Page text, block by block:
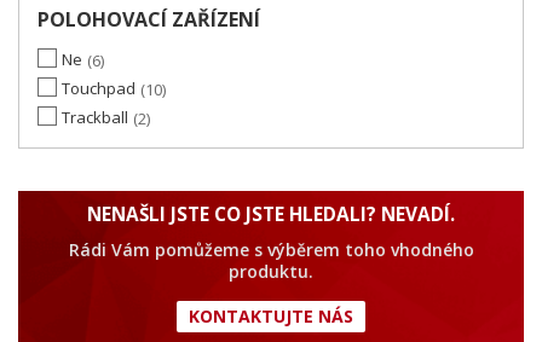
POLOHOVACÍ ZAŘÍZENÍ
Ne 6
Touchpad
10
Trackball 2
NENAŠLI JSTE CO JSTE HLEDALI? NEVADÍ.
Rádi Vám pomůžeme s výběrem toho vhodného
produktu.
KONTAKTUJTE NÁS